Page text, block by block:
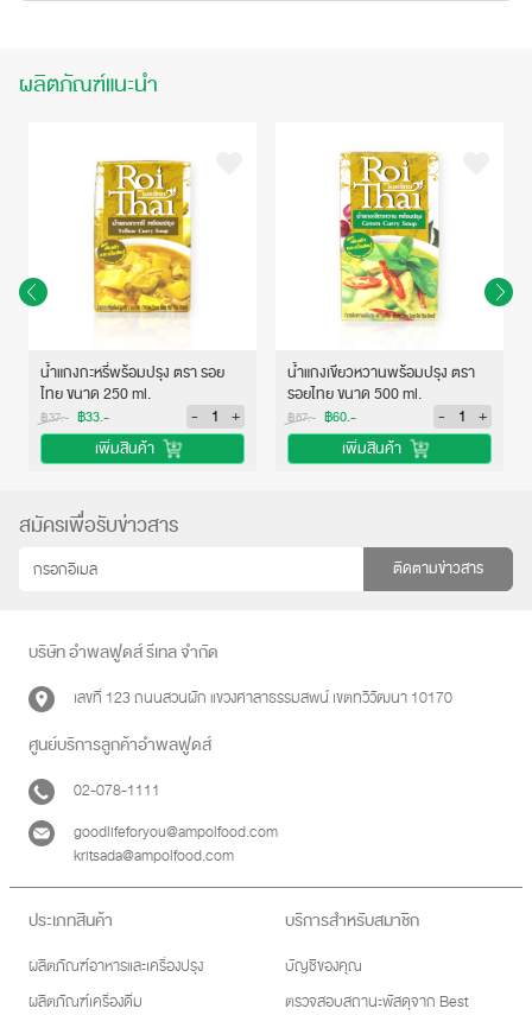
ผลิตภัณฑ์แนะนำ
น้ำแกงกะหรี่พร้อมปรุง ตรา รอย
ไทย ขนาด 250 ml.
฿37.- ฿33.- -
+
เพิ่มสินค้า
น้ำแกงเขียวหวานพร้อมปรุง ตรา
รอยไทย ขนาด 500 ml.
฿67.- ฿60.- -
+
เพิ่มสินค้า
สมัครเพื่อรับข่าวสาร
ติดตามข่าวสาร
บริษัท อำพลฟูดส์ รีเทล จำกัด
เลขที่ 123 ถนนสวนผัก แขวงศาลาธรรมสพน์ เขตทวีวัฒนา 10170
ศูนย์บริการลูกค้าอำพลฟูดส์
02-078-1111
goodlifeforyou@ampolfood.com
kritsada@ampolfood.com
ประเภทสินค้า
ผลิตภัณฑ์อาหารและเครื่องปรุง
ผลิตภัณฑ์เครื่องดื่ม
บริการสำหรับสมาชิก
บัญชีของคุณ
ตรวจสอบสถานะพัสดุจาก Best